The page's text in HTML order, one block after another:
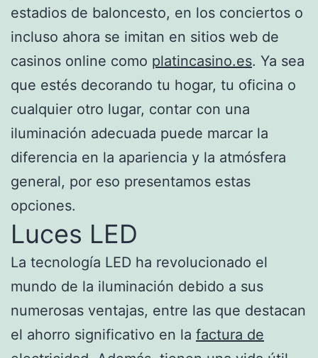
estadios de baloncesto, en los conciertos o
incluso ahora se imitan en sitios web de
casinos online como platincasino.es. Ya sea
que estés decorando tu hogar, tu oficina o
cualquier otro lugar, contar con una
iluminación adecuada puede marcar la
diferencia en la apariencia y la atmósfera
general, por eso presentamos estas
opciones.
Luces LED
La tecnología LED ha revolucionado el
mundo de la iluminación debido a sus
numerosas ventajas, entre las que destacan
el ahorro significativo en la factura de